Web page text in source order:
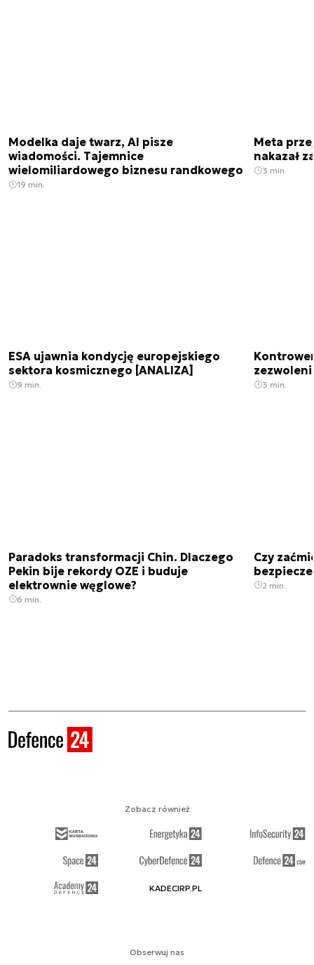
Modelka daje twarz, AI pisze
wiadomości. Tajemnice
wielomiliardowego biznesu randkowego
19 min.
Meta
nakazał
3 min.
ESA ujawnia kondycję europejskiego
sektora kosmicznego [ANALIZA]
9 min. 3 min.
Paradoks transformacji Chin. Dlaczego
Pekin bije rekordy OZE i buduje
elektrownie węglowe?
6 min.
Czy
2 min.
Obserwuj nas
Zobacz również
KADECIRP.PL